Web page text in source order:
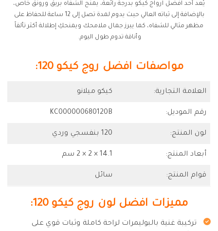
يُعد أحد افضل ارواج كيكو بدرجة رائعة، يمنح الشفاه بريق ورونق خاص،
بالإضافة إلى ثباته العالي حيث يدوم لمدة تصل إلى 12 ساعة للحفاظ على
مظهر مثالي للشفاه، كما يبرز جمال ملامحك ويمنحكِ إطلالة أكثر تألقاً
وأناقة تدوم طول اليوم.
مواصفات افضل روج كيكو 120:
العلامة التجارية: كيكو ميلانو
رقم الموديل: KC000000680120B
لون المنتج: 120 بنفسجي وردي
أبعاد المنتج: 14.1 × 2 × 2 سم
قوام المنتج: سائل
مميزات افضل لون روج كيكو 120:
تركيبة غنية بالبوليمرات لراحة كاملة وثبات قوي على